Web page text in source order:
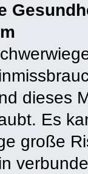
dieses
Es
große